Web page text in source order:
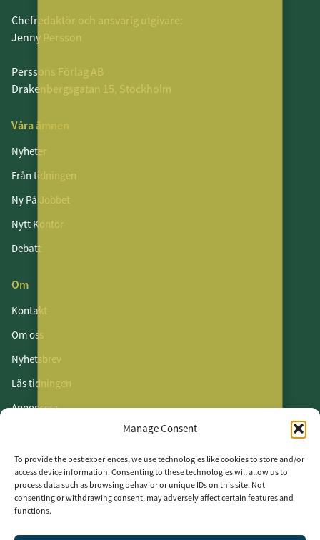
Manage Consent
To provide the best experiences, we use technologies like cookies to store and/or
access device information. Consenting to these technologies will allow us to
process data such as browsing behavior or unique IDs on this site. Not
consenting or withdrawing consent, may adversely affect certain features and
functions.
Chefredaktör och ansvarig utgivare:
Jenny Persson
Perssons Förlag AB
Drakenbergsgatan 15, Stockholm
Våra ämnen
Nyheter
Från tidningen
Ny På Jobbet
Nytt Kontor
Debatt
Om
Kontakt
Om oss
Nyhetsbrev
Läs tidningen
Annonsera
Vår integritetspolicy
Följ oss
LinkedIn